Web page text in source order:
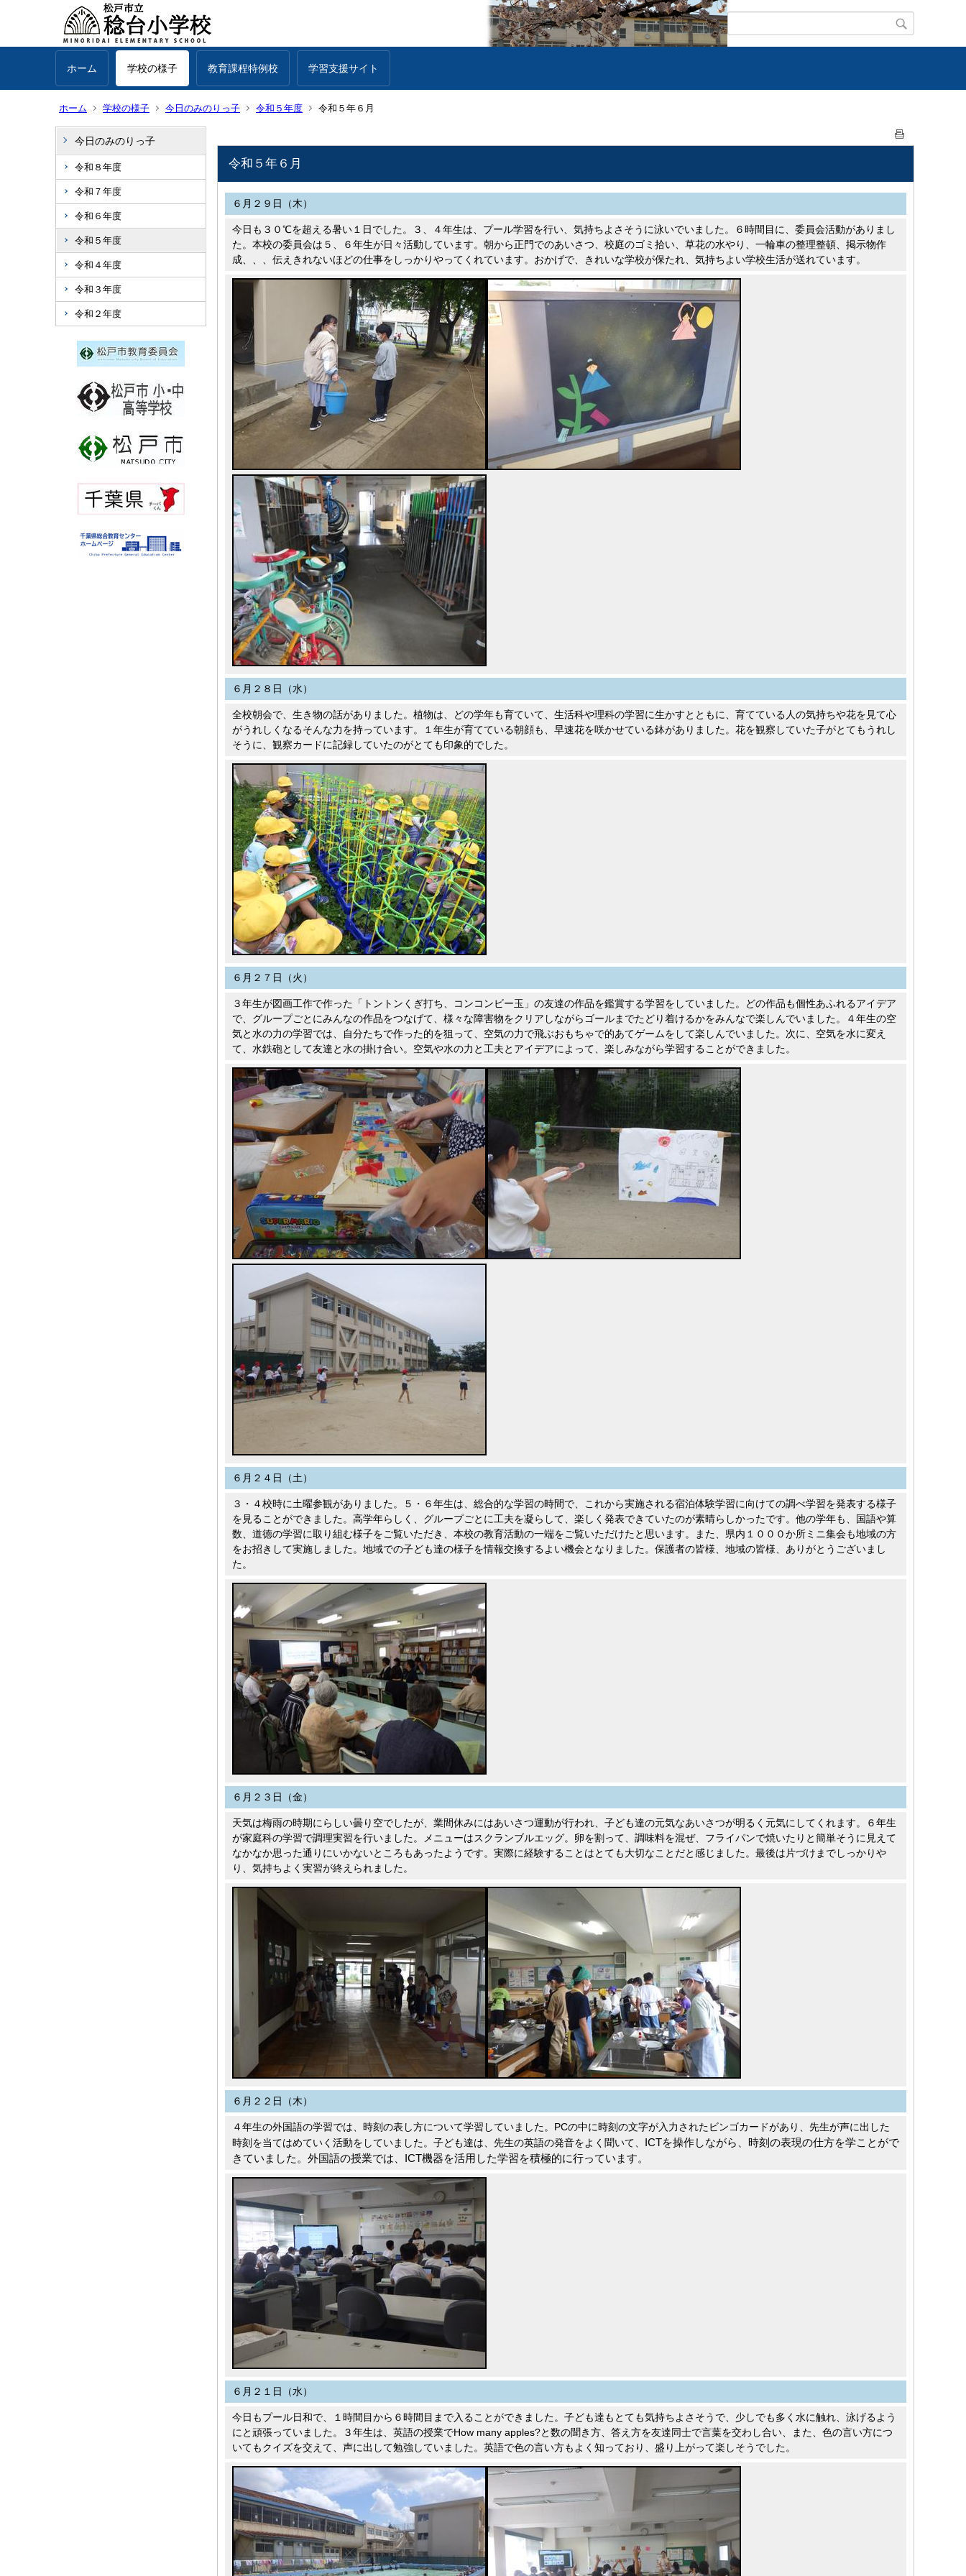
ホーム 学校の様子 教育課程特例校 学習支援サイト
ホーム 学校の様子 今日のみのりっ子 令和５年度 令和５年６月
今日のみのりっ子
令和８年度
令和７年度
令和６年度
令和５年度
令和４年度
令和３年度
令和２年度
令和５年６月
６月２９日（木）
今日も３０℃を超える暑い１日でした。３、４年生は、プール学習を行い、気持ちよさそうに泳いでいました。６時間目に、委員会活動がありまし
た。本校の委員会は５、６年生が日々活動しています。朝から正門でのあいさつ、校庭のゴミ拾い、草花の水やり、一輪車の整理整頓、掲示物作
成、、、伝えきれないほどの仕事をしっかりやってくれています。おかげで、きれいな学校が保たれ、気持ちよい学校生活が送れています。
６月２８日（水）
全校朝会で、生き物の話がありました。植物は、どの学年も育ていて、生活科や理科の学習に生かすとともに、育てている人の気持ちや花を見て心
がうれしくなるそんな力を持っています。１年生が育てている朝顔も、早速花を咲かせている鉢がありました。花を観察していた子がとてもうれし
そうに、観察カードに記録していたのがとても印象的でした。
６月２７日（火）
３年生が図画工作で作った「トントンくぎ打ち、コンコンビー玉」の友達の作品を鑑賞する学習をしていました。どの作品も個性あふれるアイデア
で、グループごとにみんなの作品をつなげて、様々な障害物をクリアしながらゴールまでたどり着けるかをみんなで楽しんでいました。４年生の空
気と水の力の学習では、自分たちで作った的を狙って、空気の力で飛ぶおもちゃで的あてゲームをして楽しんでいました。次に、空気を水に変え
て、水鉄砲として友達と水の掛け合い。空気や水の力と工夫とアイデアによって、楽しみながら学習することができました。
６月２４日（土）
３・４校時に土曜参観がありました。５・６年生は、総合的な学習の時間で、これから実施される宿泊体験学習に向けての調べ学習を発表する様子
を見ることができました。高学年らしく、グループごとに工夫を凝らして、楽しく発表できていたのが素晴らしかったです。他の学年も、国語や算
数、道徳の学習に取り組む様子をご覧いただき、本校の教育活動の一端をご覧いただけたと思います。また、県内１０００か所ミニ集会も地域の方
をお招きして実施しました。地域での子ども達の様子を情報交換するよい機会となりました。保護者の皆様、地域の皆様、ありがとうございまし
た。
６月２３日（金）
天気は梅雨の時期にらしい曇り空でしたが、業間休みにはあいさつ運動が行われ、子ども達の元気なあいさつが明るく元気にしてくれます。６年生
が家庭科の学習で調理実習を行いました。メニューはスクランブルエッグ。卵を割って、調味料を混ぜ、フライパンで焼いたりと簡単そうに見えて
なかなか思った通りにいかないところもあったようです。実際に経験することはとても大切なことだと感じました。最後は片づけまでしっかりや
り、気持ちよく実習が終えられました。
６月２２日（木）
４年生の外国語の学習では、時刻の表し方について学習していました。PCの中に時刻の文字が入力されたビンゴカードがあり、先生が声に出した
時刻を当てはめていく活動をしていました。子ども達は、先生の英語の発音をよく聞いて、 ICTを操作しながら、時刻の表現の仕方を学ことがで
きていました。外国語の授業では、ICT機器を活用した学習を積極的に行っています。
６月２１日（水）
今日もプール日和で、１時間目から６時間目まで入ることができました。子ども達もとても気持ちよさそうで、少しでも多く水に触れ、泳げるよう
にと頑張っていました。３年生は、英語の授業でHow many apples?と数の聞き方、答え方を友達同士で言葉を交わし合い、また、色の言い方につ
いてもクイズを交えて、声に出して勉強していました。英語で色の言い方もよく知っており、盛り上がって楽しそうでした。